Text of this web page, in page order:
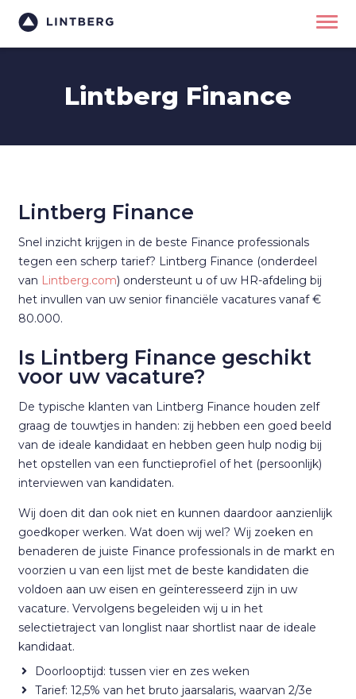
Lintberg Finance
Lintberg Finance
Snel inzicht krijgen in de beste Finance professionals
tegen een scherp tarief? Lintberg Finance (onderdeel
van Lintberg.com) ondersteunt u of uw HR-afdeling bij
het invullen van uw senior financiële vacatures vanaf €
80.000.
Is Lintberg Finance geschikt
voor uw vacature?
De typische klanten van Lintberg Finance houden zelf
graag de touwtjes in handen: zij hebben een goed beeld
van de ideale kandidaat en hebben geen hulp nodig bij
het opstellen van een functieprofiel of het (persoonlijk)
interviewen van kandidaten.
Wij doen dit dan ook niet en kunnen daardoor aanzienlijk
goedkoper werken. Wat doen wij wel? Wij zoeken en
benaderen de juiste Finance professionals in de markt en
voorzien u van een lijst met de beste kandidaten die
voldoen aan uw eisen en geïnteresseerd zijn in uw
vacature. Vervolgens begeleiden wij u in het
selectietraject van longlist naar shortlist naar de ideale
kandidaat.
Doorlooptijd: tussen vier en zes weken
Tarief: 12,5% van het bruto jaarsalaris, waarvan 2/3e